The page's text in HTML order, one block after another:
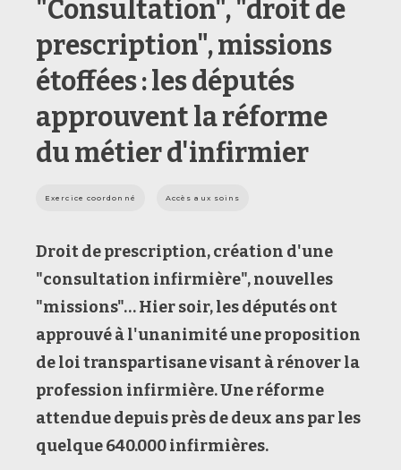
"Consultation", "droit de
prescription", missions
étoffées : les députés
approuvent la réforme
du métier d'infirmier
Exercice coordonné Accès aux soins
Droit deprescription, création d'une
"consultation infirmière", nouvelles
"missions"… Hier soir,les députés ont
approuvé à l'unanimité une proposition
de loitranspartisanevisant à rénoverla
profession infirmière. Une réforme
attenduedepuis près de deux anspar les
quelque 640.000 infirmières.